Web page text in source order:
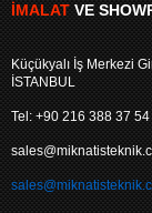
İMALATVE
Küçükyalı İş Merkezi
İSTANBUL
Tel: +90 216 388 37